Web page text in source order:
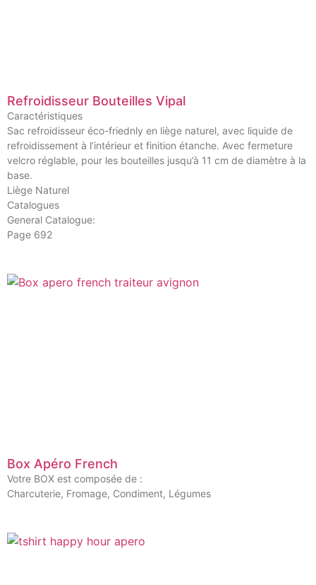
Refroidisseur Bouteilles Vipal
Caractéristiques
Sac refroidisseur éco-friednly en liège naturel, avec liquide de
refroidissement à l’intérieur et finition étanche. Avec fermeture
velcro réglable, pour les bouteilles jusqu’à 11 cm de diamètre à la
base.
Liège Naturel
Catalogues
General Catalogue:
Page 692
Box Apéro French
Votre BOX est composée de :
Charcuterie, Fromage, Condiment, Légumes